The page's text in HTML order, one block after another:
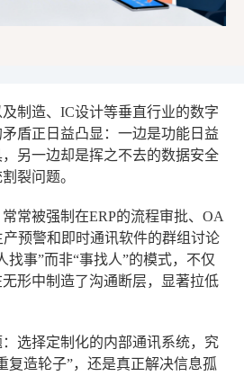
制造、IC设计等垂直行业的数字
盾正日益凸显：一边是功能日益
另一边却是挥之不去的数据安全
裂问题。
常被强制在ERP的流程审批、OA
预警和即时通讯软件的群组讨论
找事”而非“事找人”的模式，不仅
形中制造了沟通断层，显著拉低
选择定制化的内部通讯系统，究
复造轮子”，还是真正解决信息孤